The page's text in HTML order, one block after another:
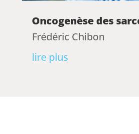
Oncogenèse des
Frédéric Chibon
lire plus